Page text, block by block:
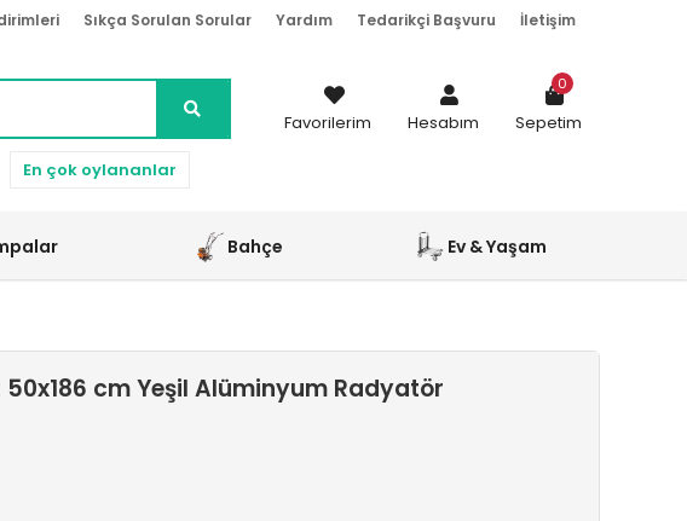
Sıkça Sorulan Sorular Yardım Tedarikçi Başvuru İletişim
En çok oylananlar
Favorilerim Hesabım Sepetim
0
Bahçe Ev & Yaşam
cm Yeşil Alüminyum Radyatör